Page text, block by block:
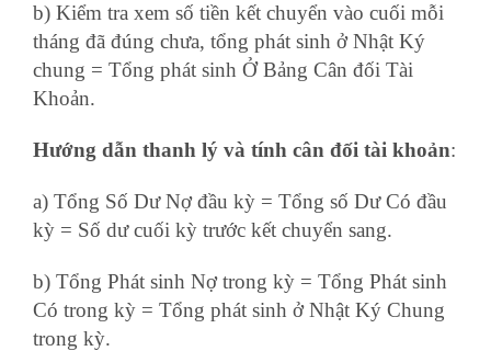
b) Kiểm tra xem số tiền kết chuyển vào cuối mỗi
tháng đã đúng chưa, tổng phát sinh ở Nhật Ký
chung = Tổng phát sinh Ở Bảng Cân đối Tài
Khoản.
Hướng dẫn thanh lý và tính cân đối tài khoản:
a) Tổng Số Dư Nợ đầu kỳ = Tổng số Dư Có đầu
kỳ = Số dư cuối kỳ trước kết chuyển sang.
b) Tổng Phát sinh Nợ trong kỳ = Tổng Phát sinh
Có trong kỳ = Tổng phát sinh ở Nhật Ký Chung
trong kỳ.